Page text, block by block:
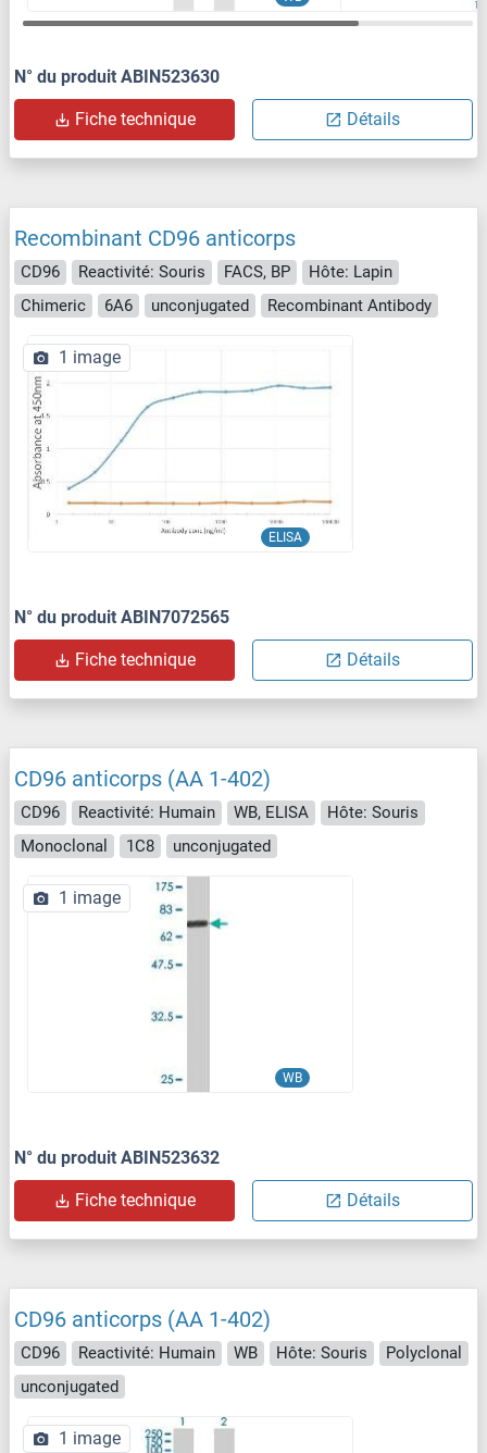
N° du produit ABIN523630
Fiche technique Détails
Recombinant CD96 anticorps
CD96 Reactivité: Souris FACS, BP
Hôte: Lapin
Chimeric
6A6 unconjugated Recombinant Antibody
ELISA
1 image
N° du produit ABIN7072565
Fiche technique Détails
CD96 anticorps (AA 1-402)
CD96 Reactivité: Humain WB, ELISA
Hôte: Souris
Monoclonal
1C8 unconjugated
WB
1 image
N° du produit ABIN523632
Fiche technique Détails
CD96 anticorps (AA 1-402)
CD96 Reactivité: Humain WB Hôte: Souris
Polyclonal
unconjugated
1 image